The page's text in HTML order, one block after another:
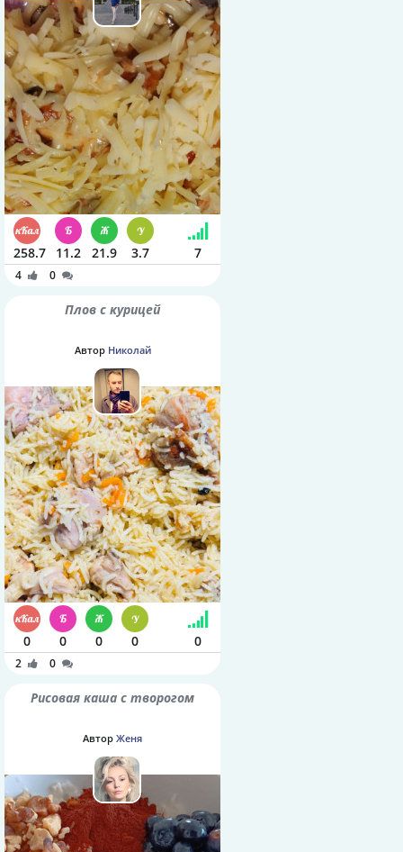
258.7 11.2 21.9 3.7 7
4 0
Плов с курицей
Автор Николай
0 0 0 0 0
2 0
Рисовая каша с творогом
Автор Женя